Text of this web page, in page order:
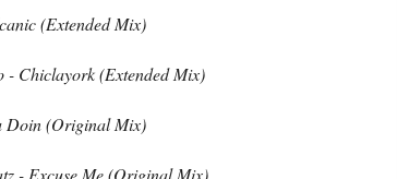
(Extended Mix)
- Chiclayork (Extended Mix)
Doin (Original Mix)
- Excuse Me (Original Mix)